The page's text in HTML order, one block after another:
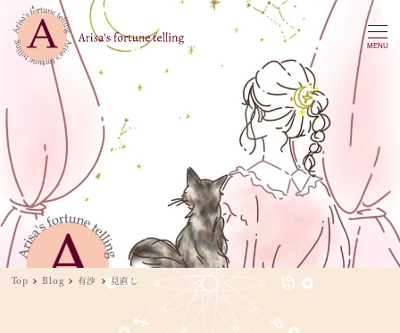
MENU
Top Blog 有沙 見直し